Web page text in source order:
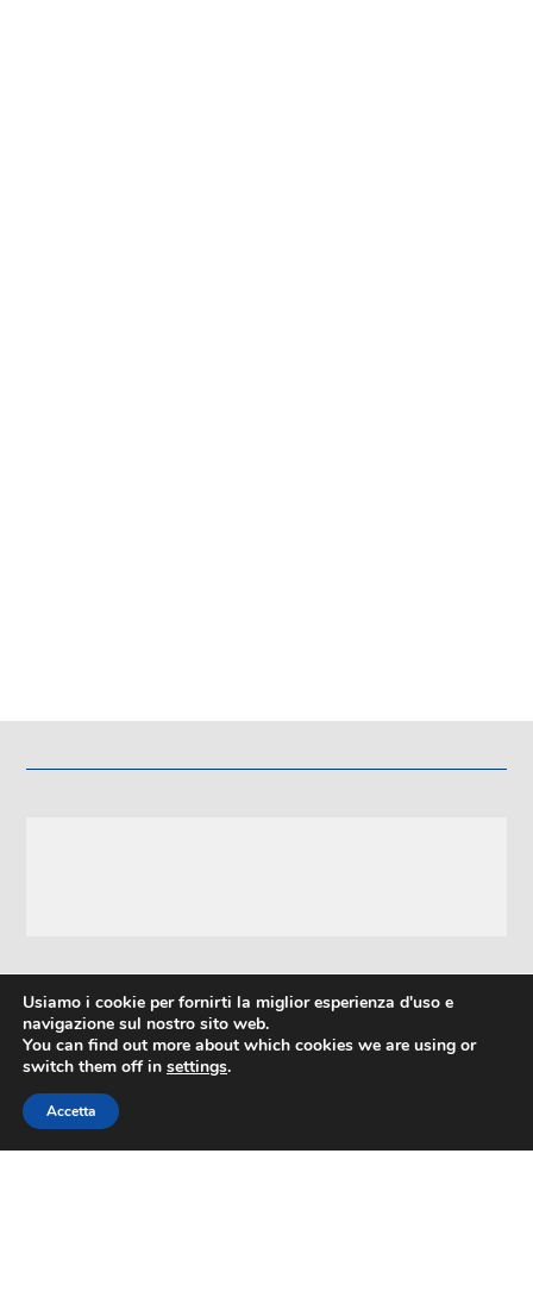
FORTITUDO 1901 RUGBY ASD
Via San Felice, 103 40122 Bologna
Usiamo i cookie per fornirti la miglior esperienza d'uso e
navigazione sul nostro sito web.
You can find out more about which cookies we are using or
switch them off in settings.
Accetta